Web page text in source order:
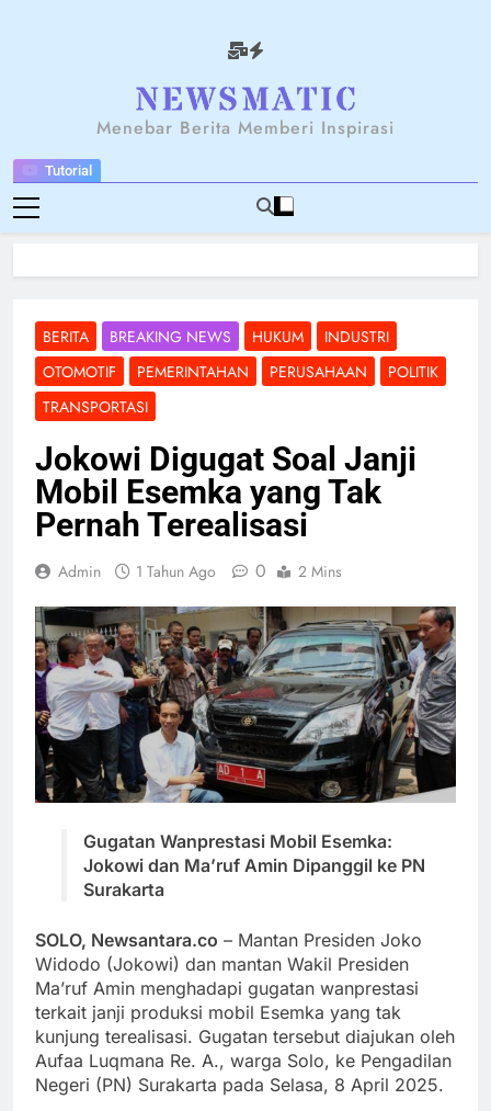
Tutorial
NEWSANTARA
Menebar Berita Memberi Inspirasi
BERITA BREAKING NEWS HUKUM
INDUSTRI
OTOMOTIF
PEMERINTAHAN PERUSAHAAN
POLITIK
TRANSPORTASI
Jokowi Digugat Soal Janji
Mobil Esemka yang Tak
Pernah Terealisasi
Admin 1 Tahun Ago 0 2 Mins
Gugatan Wanprestasi Mobil Esemka:
Jokowi dan Ma’ruf Amin Dipanggil ke PN
Surakarta
SOLO, Newsantara.co – Mantan Presiden Joko
Widodo (Jokowi) dan mantan Wakil Presiden
Ma’ruf Amin menghadapi gugatan wanprestasi
terkait janji produksi mobil Esemka yang tak
kunjung terealisasi. Gugatan tersebut diajukan oleh
Aufaa Luqmana Re. A., warga Solo, ke Pengadilan
Negeri (PN) Surakarta pada Selasa, 8 April 2025.